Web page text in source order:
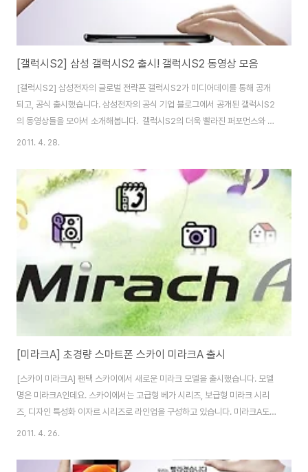
[갤럭시S2] 삼성 갤럭시S2 출시! 갤럭시S2 동영상 모음
[갤럭시S2] 삼성전자의 글로벌 전략폰 갤럭시S2가 미디어데이를 통해 공개
되고, 공식 출시했습니다. 삼성전자의 공식 기업 블로그에서 공개된 갤럭시S2
의 동영상들을 모아서 소개해봅니다. 갤럭시S2의 더욱 빨라진 퍼포먼스와 빠
른 데이터 전송, 쉽고 편리한 기능들에 대해서 동영상을 통해 쉽게 이해할 수 있
럭시S2를 주말전에 만나볼 수 있을지 모르겠네요.갤럭시S2의 스팩은 아래 표
와 같습니다. 갤럭시S2통신사SK텔레콤, KT, LG U+네트워크HSPA+OS안
드로이드 진저브레드 2.3UI삼성 터치위즈 4.0CPU삼성 Exynos 듀얼코어
1.2GhzGPUMali-400 (550MHz 쿼드코어)디스플레이4.27인치 슈퍼아
몰레드 플러스..
2011. 4. 28.
[미라크A] 초경량 스마트폰 스카이 미라크A 출시
[스카이 미라크A] 팬택 스카이에서 새로운 미라크 모델을 출시했습니다. 모델
명은 미라크A인데요. 스카이에서는 고급형 베가 시리즈, 보급형 미라크 시리
즈, 디자인 특성화 이자르 시리즈로 라인업을 구성하고 있습니다. 미라크A도
스카이의 보급형 안드로이드 스마트폰으로 출시한 모델입니다. 2009년부터
시장에서 철수하겠다. 5년이내 PC는 사라진다 / P의 법칙 등을 얘기했었는데
2011. 4. 26.